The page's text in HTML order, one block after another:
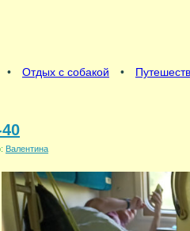
• Отдых с собакой •
Валентина